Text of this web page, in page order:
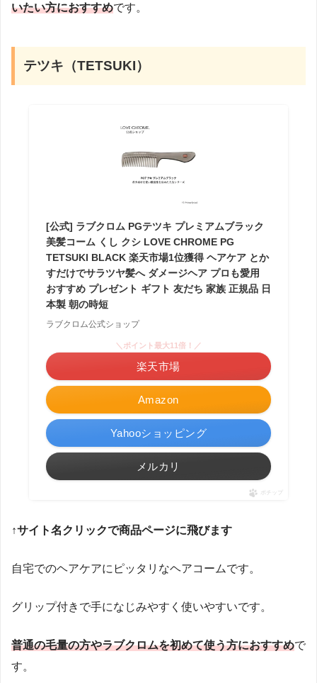
いたい方におすすめです。
テツキ（TETSUKI）
[公式] ラブクロム PGテツキ プレミアムブラック
美髪コーム くし クシ LOVE CHROME PG
TETSUKI BLACK 楽天市場1位獲得 ヘアケア とか
すだけでサラツヤ髪へ ダメージヘア プロも愛用
おすすめ プレゼント ギフト 友だち 家族 正規品 日
本製 朝の時短
ラブクロム公式ショップ
Amazon
＼ポイント最大11倍！／
楽天市場
Yahooショッピング
メルカリ
ポチップ
↑サイト名クリックで商品ページに飛びます
自宅でのヘアケアにピッタリなヘアコームです。
グリップ付きで手になじみやすく使いやすいです。
普通の毛量の方やラブクロムを初めて使う方におすすめで
す。